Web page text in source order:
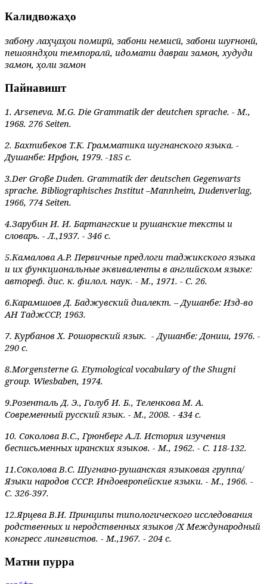
Калидвожаҳо
забону лаҳҷаҳои помирӣ, забони немисӣ, забони шуғнонӣ,
пешояндҳои темпоралӣ, идомати давраи замон, худуди
замон, ҳоли замон
Пайнавишт
1. Arseneva. M.G. Die Grammatik der deutchen sprache. - M.,
1968.276 Seiten.
2. Бахтибеков Т.К. Грамматика шугнанского языка. -
Душанбе: Ирфон, 1979. -185 с.
3.Der Große Duden. Grammatik der deutschen Gegenwarts
sprache. Bibliographisches Institut –Mannheim, Dudenverlag,
1966, 774 Seiten.
4.Зарубин И. И. Бартангские и рушанские тексты и
словарь. - Л.,1937. - 346 с.
5.Камалова А.Р. Первичные предлоги таджикского языка
и их функциональные эквиваленты в английском языке:
aвтореф. дис. к. филол. наук. - М., 1971. - С. 26.
6.Карамшоев Д. Баджувский диалект. – Душанбе: Изд-во
АН ТаджССР, 1963.
7. Курбанов Х. Рошорвский язык. - Душанбе: Дониш, 1976. -
290 с.
8.Morgensterne G. Etymological vocabulary of the Shugni
group. Wiesbaben, 1974.
9.Розенталь Д. Э., Голуб И. Б., Теленкова М. А.
Современный русский язык. - М., 2008. - 434 с.
10. Соколова В.С., Грюнберг А.Л. История изучения
бесписьменных иранских языков. - М., 1962. - С. 118-132.
11.Соколова В.С. Шугнано-рушанская языковая группа/
Языки народов СССР. Индоевропейские языки. - М., 1966. -
С. 326-397.
12.Ярцева В.И. Принципы типологического исследования
родственных и неродственных языков /Х Международный
конгресс лингвистов. - М.,1967. - 204 с.
Матни пурра